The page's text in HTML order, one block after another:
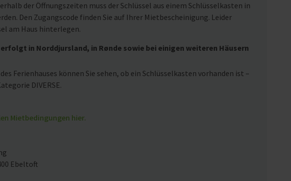
der Öffnungszeiten muss der Schlüssel aus einem Schlüsselkasten in
Den Zugangscode finden Sie auf Ihrer Mietbescheinigung. Leider
am Haus hinterlegen.
in Norddjursland, in Rønde sowie bei einigen weiteren Häusern
Ferienhauses können Sie sehen, ob ein Schlüsselkasten vorhanden ist –
DIVERSE.
Mietbedingungen hier.
Ebeltoft